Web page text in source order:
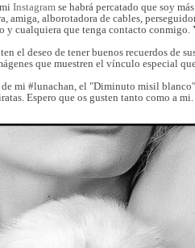
Instagram se habrá percatado que soy
amiga, alborotadora de cables,
y cualquiera que tenga contacto
el deseo de tener buenos recuerdos de
que muestren el vínculo especial
mi #lunachan, el "Diminuto misil
Espero que os gusten tanto como a mi.